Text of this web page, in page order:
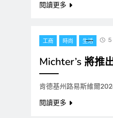
閱讀更多
工商 時尚 生活 5
Michter’s 將推
肯德基州路易斯維爾
閱讀更多